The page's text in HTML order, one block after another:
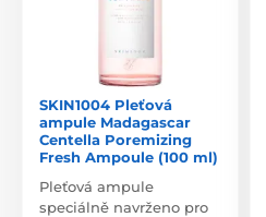
SKIN1004 Pleťová
ampule Madagascar
Centella Poremizing
Fresh Ampoule (100 ml)
Pleťová ampule
speciálně navrženo pro